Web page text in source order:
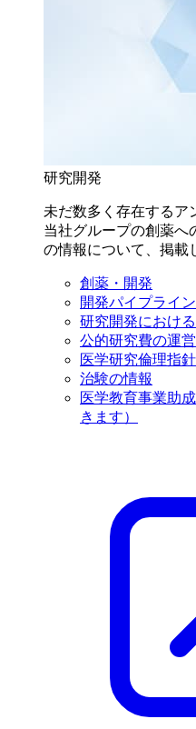
研究開発
未だ数多く存在するア
当社グループの創薬へ
の情報について、掲載
創薬・開発
開発パイプライン
研究開発におけ
公的研究費の運
医学研究倫理指
治験の情報
医学教育事業助
きます）